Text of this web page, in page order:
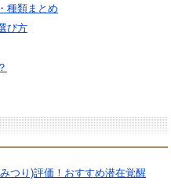
種類まとめ
び方
つり)評価！おすすめ潜在覚醒